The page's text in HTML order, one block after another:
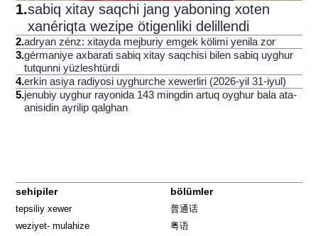
1.sabiq xitay saqchi jang yaboning xoten
xanériqta wezipe ötigenliki delillendi
2.adryan zénz: xitayda mejburiy emgek kölimi yenila zor
3.gérmaniye axbarati sabiq xitay saqchisi bilen sabiq uyghur
tutqunni yüzleshtürdi
4.erkin asiya radiyosi uyghurche xewerliri (2026-yil 31-iyul)
5.jenubiy uyghur rayonida 143 mingdin artuq oyghur bala ata-
anisidin ayrilip qalghan
sehipiler
tepsiliy xewer
weziyet- mulahize
bölümler
普通话
粤语